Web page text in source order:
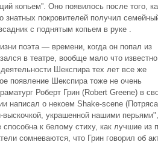
копьем”. Оно появилось после того,
знатных покровителей получил
с поднятым копьем в руке .
поэта — времени, когда он попал из
в театре, вообще мало что
Шекспира тех лет все же
появление Шекспира тоже не очень
Роберт Грин (Robert Greene) в
написал о некоем Shake-scene
выскочкой, украшенной нашими перьями",
к белому стиху, как лучшие из
сомневаются, что Грин говорил об